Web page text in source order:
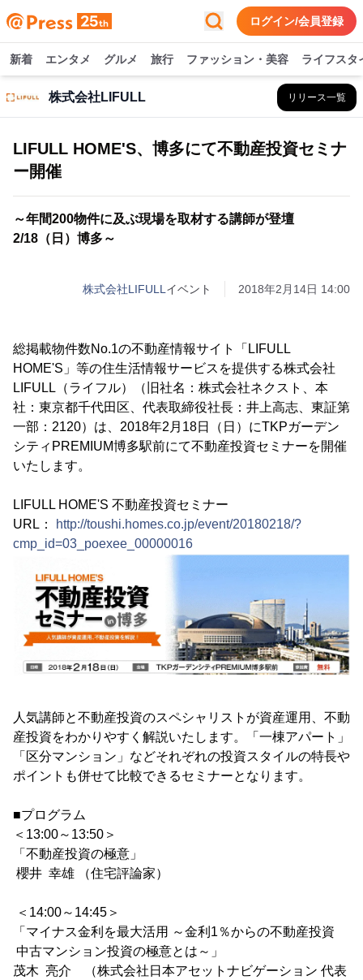
ログイン/会員登録
新着 エンタメ グルメ 旅行 ファッション・美容 ライフスタ
株式会社LIFULL リリース一覧
LIFULL HOME'S、博多にて不動産投資セミナ
ー開催
～年間200物件に及ぶ現場を取材する講師が登壇
2/18（日）博多～
株式会社LIFULL イベント 2018年2月14日 14:00
総掲載物件数No.1の不動産情報サイト「LIFULL
HOME'S」等の住生活情報サービスを提供する株式会社
LIFULL（ライフル）（旧社名：株式会社ネクスト、本
社：東京都千代田区、代表取締役社長：井上高志、東証第
一部：2120）は、2018年2月18日（日）にTKPガーデン
シティPREMIUM博多駅前にて不動産投資セミナーを開催
いたします。
LIFULL HOME'S 不動産投資セミナー
URL：
http://toushi.homes.co.jp/event/20180218/?
cmp_id=03_poexee_00000016
人気講師と不動産投資のスペシャリストが資産運用、不動
産投資をわかりやすく解説いたします。「一棟アパート」
「区分マンション」などそれぞれの投資スタイルの特長や
ポイントも併せて比較できるセミナーとなります。
■プログラム
＜13:00～13:50＞
「不動産投資の極意」
櫻井 幸雄 （住宅評論家）
＜14:00～14:45＞
「マイナス金利を最大活用 ～金利1％からの不動産投資
中古マンション投資の極意とは～」
茂木 亮介 （株式会社日本アセットナビゲーション 代表